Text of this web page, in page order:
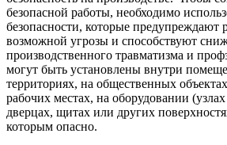
безопасной работы, необходимо
безопасности, которые предупреждают
возможной угрозы и способствуют
производственного травматизма и
могут быть установлены внутри
территориях, на общественных
рабочих местах, на оборудовании
дверцах, щитах или других
которым опасно.